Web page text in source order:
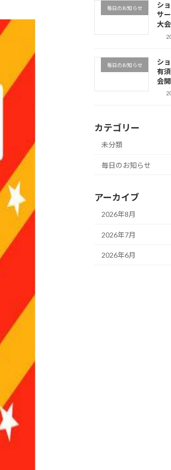
毎日のお知らせ
シ
サ
大
毎日のお知らせ
シ
有
会
カテゴリー
未分類
毎日のお知らせ
アーカイブ
2026年8月
2026年7月
2026年6月